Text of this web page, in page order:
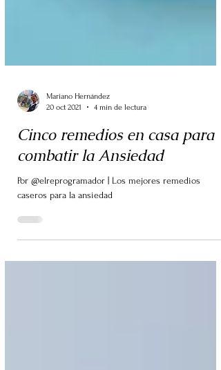
20 oct 2021
4 min de lectura
Cinco remedios en casa para
combatir la Ansiedad
caseros para la ansiedad